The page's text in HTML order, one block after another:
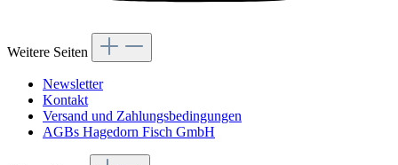
Weitere Seiten
Newsletter
Kontakt
Versand und Zahlungsbedingungen
AGBs Hagedorn Fisch GmbH